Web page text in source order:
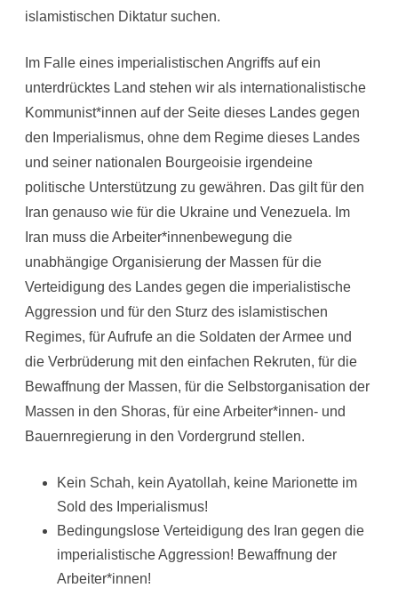
islamistischen Diktatur suchen.
Im Falle eines imperialistischen Angriffs auf ein
unterdrücktes Land stehen wir als internationalistische
Kommunist*innen auf der Seite dieses Landes gegen
den Imperialismus, ohne dem Regime dieses Landes
und seiner nationalen Bourgeoisie irgendeine
politische Unterstützung zu gewähren. Das gilt für den
Iran genauso wie für die Ukraine und Venezuela. Im
Iran muss die Arbeiter*innenbewegung die
unabhängige Organisierung der Massen für die
Verteidigung des Landes gegen die imperialistische
Aggression und für den Sturz des islamistischen
Regimes, für Aufrufe an die Soldaten der Armee und
die Verbrüderung mit den einfachen Rekruten, für die
Bewaffnung der Massen, für die Selbstorganisation der
Massen in den Shoras, für eine Arbeiter*innen- und
Bauernregierung in den Vordergrund stellen.
Kein Schah, kein Ayatollah, keine Marionette im
Sold des Imperialismus!
Bedingungslose Verteidigung des Iran gegen die
imperialistische Aggression! Bewaffnung der
Arbeiter*innen!